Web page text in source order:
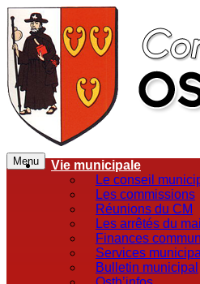
Menu
Vie municipale
Le conseil
Les commissions
Réunions du CM
Les arrêtés du
Finances
Services
Bulletin municipal